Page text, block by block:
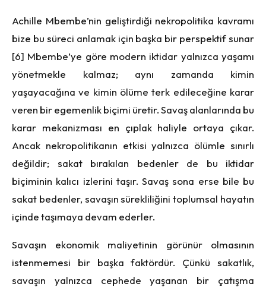
Achille Mbembe’nin geliştirdiği nekropolitika kavramı
bize bu süreci anlamak için başka bir perspektif sunar
[6] Mbembe’ye göre modern iktidar yalnızca yaşamı
yönetmekle kalmaz; aynı zamanda kimin
yaşayacağına ve kimin ölüme terk edileceğine karar
veren bir egemenlik biçimi üretir. Savaş alanlarında bu
karar mekanizması en çıplak haliyle ortaya çıkar.
Ancak nekropolitikanın etkisi yalnızca ölümle sınırlı
değildir; sakat bırakılan bedenler de bu iktidar
biçiminin kalıcı izlerini taşır. Savaş sona erse bile bu
sakat bedenler, savaşın sürekliliğini toplumsal hayatın
içinde taşımaya devam ederler.
Savaşın ekonomik maliyetinin görünür olmasının
istenmemesi bir başka faktördür. Çünkü sakatlık,
savaşın yalnızca cephede yaşanan bir çatışma